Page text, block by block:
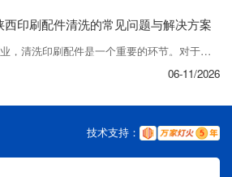
西印刷配件清洗的常见问题与解决方案
在印刷业，清洗印刷配件是一个重要的环节。对于陕西印刷配件清洗，很多人都存在一些常见问题。首先，.常见的问题是如何正确清洗印刷配件。在这里，我们建议使用专业清洗设备和适当的清洗剂，避免使用不当的清洗方法，以免损坏配件。其次，许多人关心清洗后的配件是否会影响印刷质量。实际上，正确的清洗过程不会对印刷产生负面影响，反而能够....
06-11/2026
技术支持：